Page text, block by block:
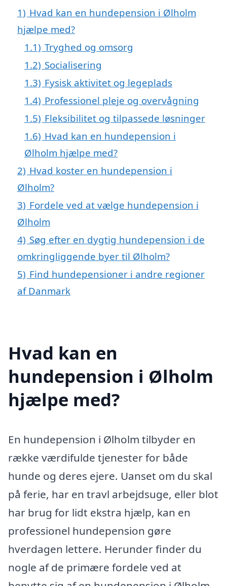
1) Hvad kan en hundepension i Ølholm
hjælpe med?
1.1) Tryghed og omsorg
1.2) Socialisering
1.3) Fysisk aktivitet og legeplads
1.4) Professionel pleje og overvågning
1.5) Fleksibilitet og tilpassede løsninger
1.6) Hvad kan en hundepension i
Ølholm hjælpe med?
2) Hvad koster en hundepension i
Ølholm?
3) Fordele ved at vælge hundepension i
Ølholm
4) Søg efter en dygtig hundepension i de
omkringliggende byer til Ølholm?
5) Find hundepensioner i andre regioner
af Danmark
Hvad kan en
hundepension i Ølholm
hjælpe med?
En hundepension i Ølholm tilbyder en
række værdifulde tjenester for både
hunde og deres ejere. Uanset om du skal
på ferie, har en travl arbejdsuge, eller blot
har brug for lidt ekstra hjælp, kan en
professionel hundepension gøre
hverdagen lettere. Herunder finder du
nogle af de primære fordele ved at